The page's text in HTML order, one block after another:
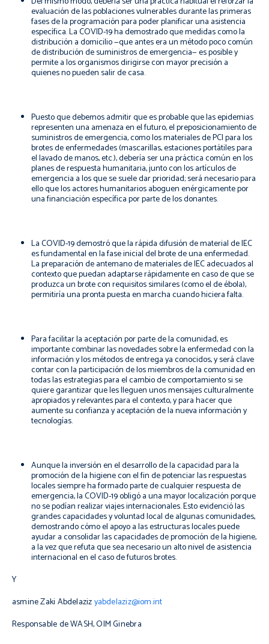
evaluación de las poblaciones vulnerables durante las primeras
fases de la programación para poder planificar una asistencia
específica. La COVID-19 ha demostrado que medidas como la
distribución a domicilio —que antes era un método poco común
de distribución de suministros de emergencia— es posible y
permite a los organismos dirigirse con mayor precisión a
quienes no pueden salir de casa.
Puesto que debemos admitir que es probable que las epidemias
representen una amenaza en el futuro, el preposicionamiento de
suministros de emergencia, como los materiales de PCI para los
brotes de enfermedades (mascarillas, estaciones portátiles para
el lavado de manos, etc.), debería ser una práctica común en los
planes de respuesta humanitaria, junto con los artículos de
emergencia a los que se suele dar prioridad; será necesario para
ello que los actores humanitarios aboguen enérgicamente por
una financiación específica por parte de los donantes.
La COVID-19 demostró que la rápida difusión de material de IEC
es fundamental en la fase inicial del brote de una enfermedad.
Lapreparación deantemano dematerialesde IECadecuados al
contexto que puedan adaptarse rápidamente en caso de que se
produzca un brote con requisitos similares (como el de ébola),
permitiría una pronta puesta en marcha cuando hiciera falta.
Para facilitar la aceptación por parte de la comunidad, es
importante combinar las novedades sobre la enfermedad con la
información y los métodos de entrega ya conocidos, y será clave
contar con laparticipación de los miembros de la comunidad en
todas las estrategias para el cambio de comportamiento si se
quiere garantizar que les lleguen unos mensajes culturalmente
apropiados y relevantes para el contexto, y para hacer que
aumente su confianza y aceptación de la nueva información y
tecnologías.
Aunque la inversión en el desarrollo de la capacidad para la
promoción de la higiene con el fin de potenciar las respuestas
locales siempre ha formado parte de cualquier respuesta de
emergencia, la COVID-19 obligó a una mayor localización porque
no se podían realizar viajes internacionales. Esto evidenció las
grandes capacidades y voluntad local de algunas comunidades,
demostrando cómo el apoyo a las estructuras locales puede
ayudar a consolidar las capacidades de promoción de la higiene,
a la vez que refuta que sea necesario un alto nivel de asistencia
internacional en el caso de futuros brotes.
Y
asmine Zaki Abdelazizyabdelaziz@iom.int
Responsable de WASH, OIM Ginebra